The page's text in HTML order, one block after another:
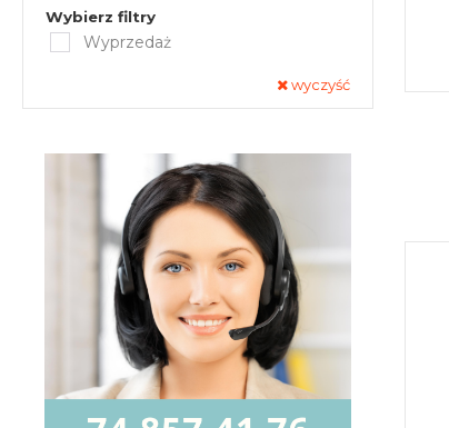
Wybierz filtry
Wyprzedaż
wyczyść